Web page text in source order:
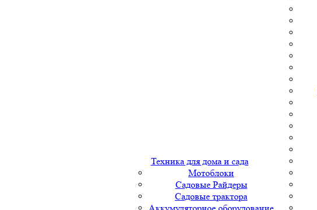
Техника для дома и сада
Мотоблоки
Садовые Райдеры
Садовые трактора